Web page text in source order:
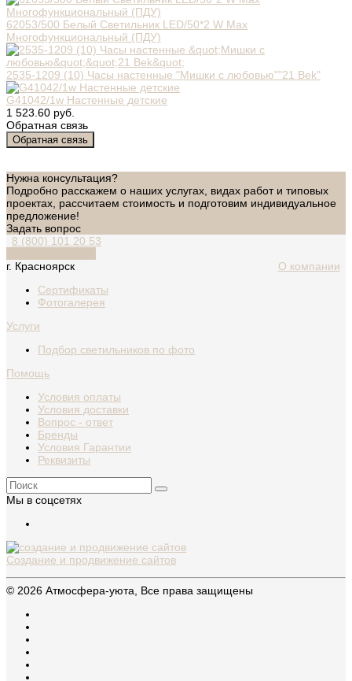
62053/500 Белый Светильник LED/50*2 W Мах
Многофункциональный (ПДУ)
2535-1209 (10) Часы настенные "Мишки с любовью""21 Bek"
G41042/1w Настенные детские
1 523.60 руб.
Обратная связь
Обратная связь
Нужна консультация?
Подробно расскажем о наших услугах, видах работ и типовых
проектах, рассчитаем стоимость и подготовим индивидуальное
предложение!
Задать вопрос
8 (800) 101 20 53
г. Красноярск
О компании
Сертификаты
Фотогалерея
Услуги
Подбор светильников по фото
Помощь
Условия оплаты
Условия доставки
Вопрос - ответ
Бренды
Условия Гарантии
Реквизиты
Мы в соцсетях
Создание и продвижение сайтов
© 2026 Атмосфера-уюта, Все права защищены